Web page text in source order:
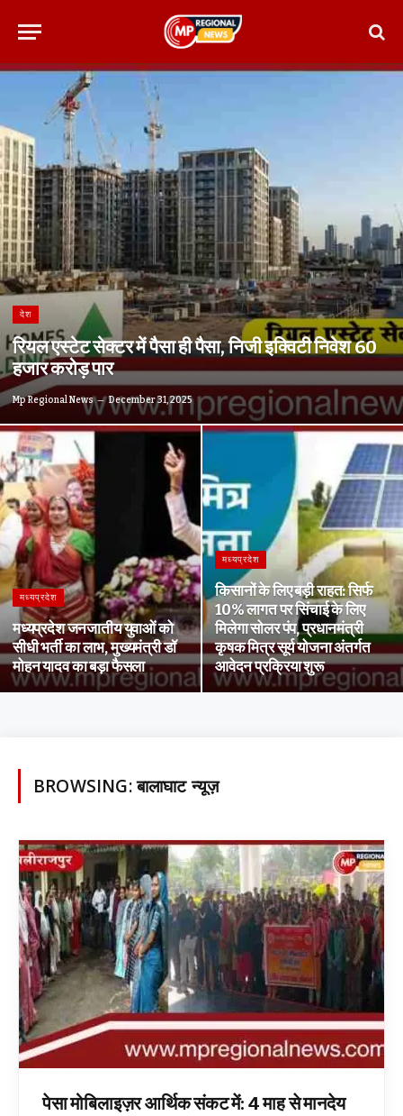
देश
रियल एस्टेट सेक्टर में पैसा ही पैसा, निजी इक्विटी निवेश 60
हजार करोड़ पार
Mp Regional News December 31, 2025
मध्यप्रदेश
मध्यप्रदेश जनजातीय युवाओं को
सीधी भर्ती का लाभ, मुख्यमंत्री डॉ
मोहन यादव का बड़ा फैसला
मध्यप्रदेश
किसानों के लिए बड़ी राहत: सिर्फ
10% लागत पर सिंचाई के लिए
मिलेगा सोलर पंप, प्रधानमंत्री
कृषक मित्र सूर्य योजना अंतर्गत
आवेदन प्रक्रिया शुरू
BROWSING:बालाघाट न्यूज़
पेसा मोबिलाइज़र आर्थिक संकट में: 4 माह से मानदेय